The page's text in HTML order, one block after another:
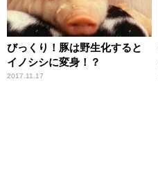
びっくり！豚は野生化すると
イノシシに変身！？
2017.11.17